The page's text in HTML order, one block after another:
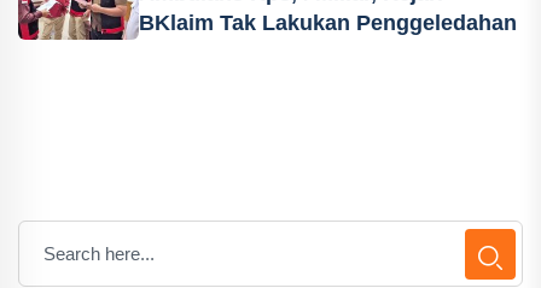
BKlaim Tak Lakukan Penggeledahan